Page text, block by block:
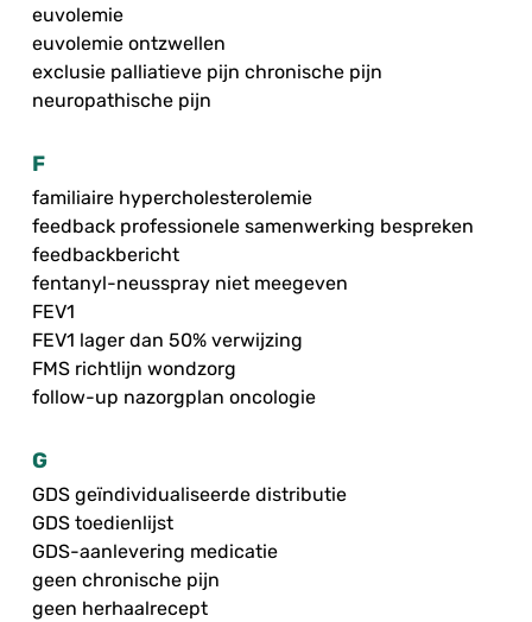
euvolemie
euvolemie ontzwellen
exclusie palliatieve pijn chronische pijn
neuropathische pijn
F
familiaire hypercholesterolemie
feedback professionele samenwerking bespreken
feedbackbericht
fentanyl-neusspray niet meegeven
FEV1
FEV1 lager dan 50% verwijzing
FMS richtlijn wondzorg
follow-up nazorgplan oncologie
G
GDS geïndividualiseerde distributie
GDS toedienlijst
GDS-aanlevering medicatie
geen chronische pijn
geen herhaalrecept